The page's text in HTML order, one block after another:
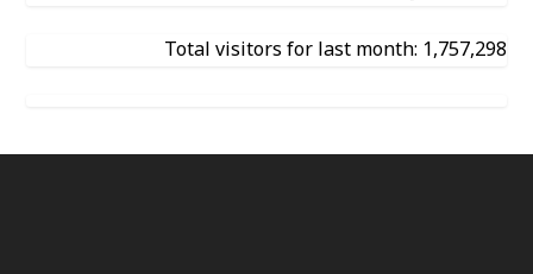
Total visitors for last month: 1,757,298